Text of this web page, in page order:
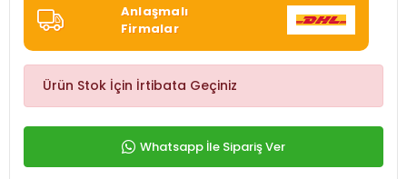
Anlaşmalı
Firmalar
Ürün Stok İçin İrtibata Geçiniz
Whatsapp İle Sipariş Ver